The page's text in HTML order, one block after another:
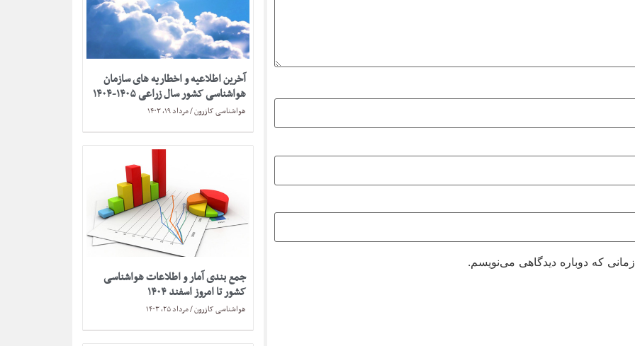
که دوباره دیدگاهی می‌نویسم.
آخرین اطلاعیه و اخطاریه های سازمان
هواشناسی کشور سال زراعی ۱۴۰۵-۱۴۰۴
هواشناسی کازرون مرداد ۱۹, ۱۴۰۳
جمع بندی آمار و اطلاعات هواشناسی
کشور تا امروز اسفند ۱۴۰۴
هواشناسی کازرون مرداد ۲۵, ۱۴۰۳